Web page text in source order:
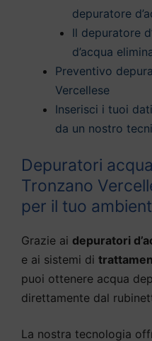
depuratore
Il depuratore
d’acqua
Preventivo
Vercellese
Inserisci i tuoi
da un nostro
Depuratori
Tronzano
per il tuo
Grazie ai depuratori
e ai sistemi di
puoi ottenere acqua
direttamente dal
La nostra tecnologia